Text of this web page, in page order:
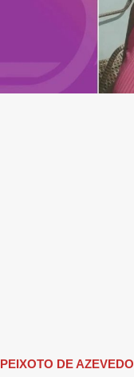
PEIXOTO DE AZEVEDO